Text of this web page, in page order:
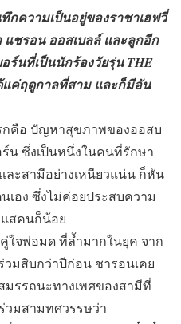
กความเป็นอยู่ของราชาเฮฟวี่
ชรอน ออสเบลล์ และลูกอีก
ร์นที่เป็นนักร้องวัยรุ่น THE
แค่ฤดูกาลที่สาม และก็มีอัน
คือ ปัญหาสุขภาพของออสบ
น ซึ่งเป็นหนึ่งในคนที่รักษา
ละสามีอย่างเหนียวแน่น ก็หัน
เอง ซึ่งไม่ค่อยประสบความ
แสคนก็น้อย
ใจพ่อมด ที่ล้ำมากในยุค จาก
วมสิบกว่าปีก่อน ชารอนเคย
รรถนะทางเพศของสามีที่
วมสามทศวรรษว่า